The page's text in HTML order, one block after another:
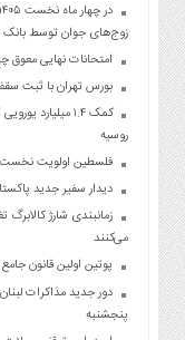
زوج‌های جوان توسط بانک
امتحانات نهایی معوق چهار استان
بورس تهران با ثبت
کمک ۱.۴ میلیارد
روسیه
فلسطین اولویت
دیدار سفیر جدید
زمانبندی شارژ کالابرگ
می‌کنند
پوتین اولین قانون جامع
دور جدید مذاکرات
پنجشنبه